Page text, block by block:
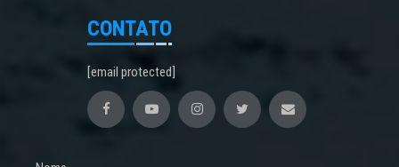
CONTATO
[email protected]